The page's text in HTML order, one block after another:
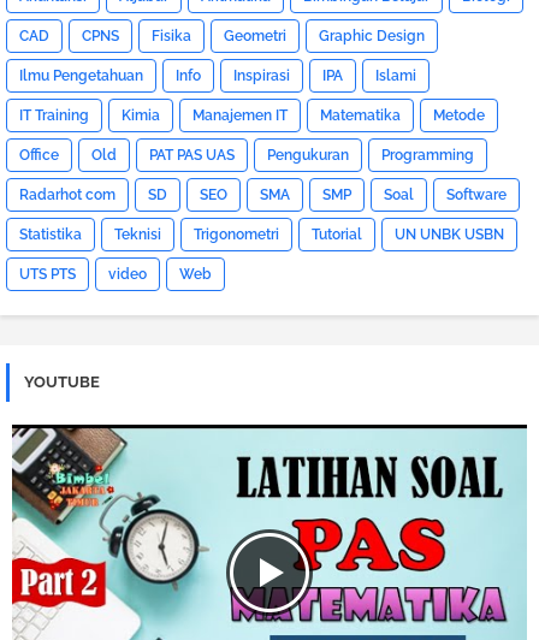
CAD CPNS Fisika Geometri Graphic Design
Ilmu Pengetahuan Info Inspirasi IPA Islami
IT Training Kimia Manajemen IT Matematika Metode
Office Old PAT PAS UAS Pengukuran Programming
Radarhot com SD SEO SMA SMP Soal Software
Statistika Teknisi Trigonometri Tutorial UN UNBK USBN
UTS PTS video Web
YOUTUBE